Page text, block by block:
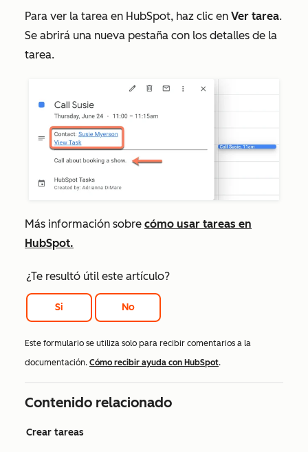
Para ver la tarea en HubSpot, haz clic en Ver tarea.
Se abrirá una nueva pestaña con los detalles de la
tarea.
Más información sobre cómo usar tareas en
HubSpot.
¿Te resultó útil este artículo?
Si No
Este formulario se utiliza solo para recibir comentarios a la
documentación. Cómo recibir ayuda con HubSpot.
Contenido relacionado
Crear tareas